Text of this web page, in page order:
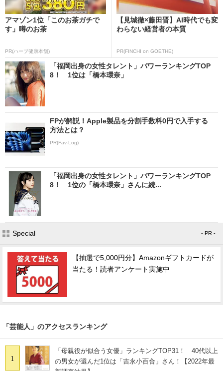
アマゾン1位「このお茶ガチで
す」噂のお茶
PR(ハーブ健康本舗)
【見城徹×藤田晋】AI時代でも変
わらない経営者の本質
PR(FINCHI on GOETHE)
「福岡出身の女性タレント」パワーランキングTOP
8！ 1位は「橋本環奈」
FPが解説！Apple製品を分割手数料0円で入手する
方法とは？
PR(Fav-Log)
「福岡出身の女性タレント」パワーランキングTOP
8！ 1位の「橋本環奈」さんに続...
Special - PR -
【抽選で5,000円分】Amazonギフトカードが
当たる！読者アンケート実施中
「芸能人」のアクセスランキング
1
「母親役が似合う女優」ランキングTOP31！ 40代以上
の男女が選んだ1位は「吉永小百合」さん！【2022年最